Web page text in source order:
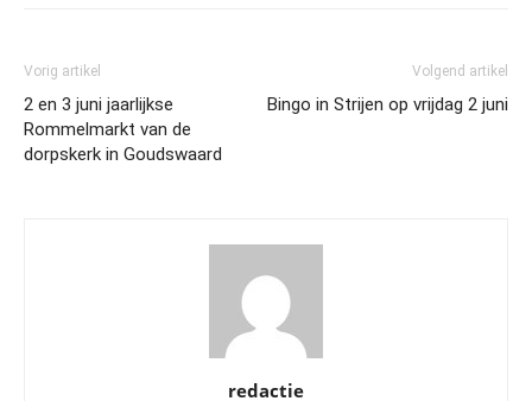
Vorig artikel
2 en 3 juni jaarlijkse
Rommelmarkt van de
dorpskerk in Goudswaard
Volgend artikel
Bingo in Strijen op vrijdag 2 juni
redactie